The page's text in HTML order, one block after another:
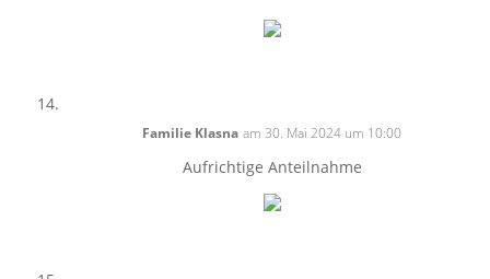
Familie Klasna am 30. Mai 2024 um 10:00
Aufrichtige Anteilnahme